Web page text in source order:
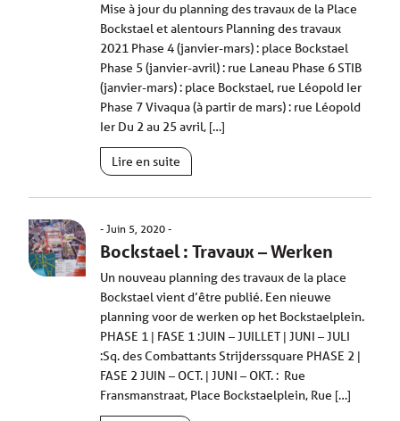
Mise à jour du planning des travaux de la Place
Bockstael et alentours Planning des travaux
2021 Phase 4 (janvier-mars) : place Bockstael
Phase 5 (janvier-avril) : rue Laneau Phase 6 STIB
(janvier-mars) : place Bockstael, rue Léopold Ier
Phase 7 Vivaqua (à partir de mars) : rue Léopold
Ier Du 2 au 25 avril, […]
Lire en suite
Juin 5, 2020
Bockstael : Travaux – Werken
Un nouveau planning des travaux de la place
Bockstael vient d’être publié. Een nieuwe
planning voor de werken op het Bockstaelplein.
PHASE 1 | FASE 1 :JUIN – JUILLET | JUNI – JULI
:Sq. des Combattants Strijderssquare PHASE 2 |
FASE 2 JUIN – OCT. | JUNI – OKT. : Rue
Fransmanstraat, Place Bockstaelplein, Rue […]